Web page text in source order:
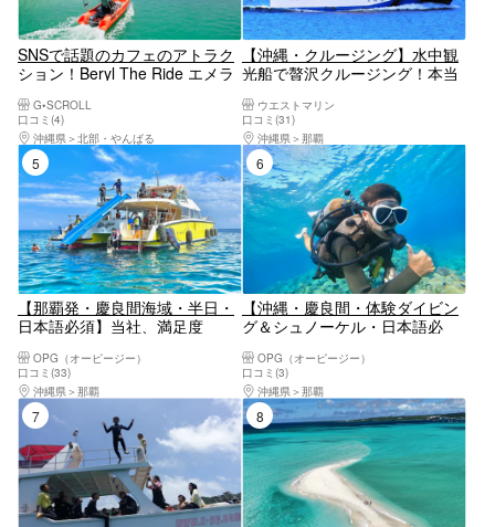
SNSで話題のカフェのアトラク
ション！Beryl The Ride エメラ
しよう！！ 【沖縄・古宇利島・
羽地内海・クルージング】
G•SCROLL
口コミ(4)
沖縄県
北部・やんばる
【沖縄・クルージング】水中観
光船で贅沢クルージング！本当
ウエストマリン
口コミ(31)
沖縄県
那覇
5位
【那覇発・慶良間海域・半日・
日本語必須】当社、満足度
ポーツコース 滑り台・ジャン
プ台・海上ブランコ付きクルー
ザー| 圧倒的に揺れが少ない | 豊
富なアクティビティ|
OPG（オーピージー）
口コミ(33)
沖縄県
那覇
6位
【沖縄・慶良間・体験ダイビン
グ＆シュノーケル・日本語必
の大型クルーザーで行く慶良間
海域ツアー！透明度抜群の海で
ぜいたくなひと時を過ごそう！
OPG（オーピージー）
口コミ(3)
沖縄県
那覇
8位